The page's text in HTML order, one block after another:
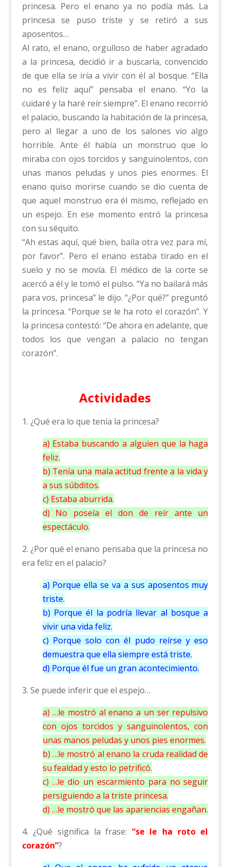
princesa. Pero el enano ya no podía más. La
princesa se puso triste y se retiró a sus
aposentos…
Al rato, el enano, orgulloso de haber agradado
a la princesa, decidió ir a buscarla, convencido
de que ella se iría a vivir con él al bosque. “Ella
no es feliz aquí” pensaba el enano. “Yo la
cuidaré y la haré reír siempre”. El enano recorrió
el palacio, buscando la habitación de la princesa,
pero al llegar a uno de los salones vio algo
horrible. Ante él había un monstruo que lo
miraba con ojos torcidos y sanguinolentos, con
unas manos peludas y unos pies enormes. El
enano quiso morirse cuando se dio cuenta de
que aquel monstruo era él mismo, reflejado en
un espejo. En ese momento entró la princesa
con su séquito.
“Ah estas aquí, qué bien, baila otra vez para mí,
por favor”. Pero el enano estaba tirado en el
suelo y no se movía. El médico de la corte se
acercó a él y le tomó el pulso. “Ya no bailará más
para vos, princesa” le dijo. “¿Por qué?” preguntó
la princesa. “Porque se le ha roto el corazón”. Y
la princesa contestó: “De ahora en adelante, que
todos los que vengan a palacio no tengan
corazón”.
Actividades
1. ¿Qué era lo que tenía la princesa?
a) Estaba buscando a alguien que la haga
feliz.
b) Tenía una mala actitud frente a la vida y
a sus súbditos.
c) Estaba aburrida.
d) No poseía el don de reír ante un
espectáculo.
2. ¿Por qué el enano pensaba que la princesa no
era feliz en el palacio?
a) Porque ella se va a sus aposentos muy
triste.
b) Porque él la podría llevar al bosque a
vivir una vida feliz.
c) Porque solo con él pudo reírse y eso
demuestra que ella siempre está triste.
d) Porque él fue un gran acontecimiento.
3. Se puede inferir que el espejo…
a) …le mostró al enano a un ser repulsivo
con ojos torcidos y sanguinolentos, con
unas manos peludas y unos pies enormes.
b) …le mostró al enano la cruda realidad de
su fealdad y esto lo petrificó.
c) …le dio un escarmiento para no seguir
persiguiendo a la triste princesa.
d) …le mostró que las apariencias engañan.
4. ¿Qué significa la frase: “se le ha roto el
corazón”?